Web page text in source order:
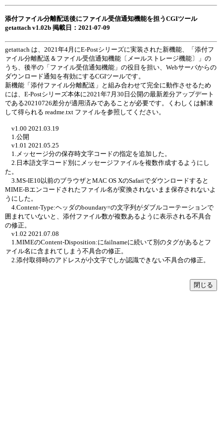
添付ファイル分離配送後にファイル受信通知機能を担うCGIツール
getattach v1.02b 掲載日：2021-07-09
getattach は、2021年4月にE-Postシリーズに実装された新機能、「添付フ
ァイル分離配送＆ファイル受信通知機能〔メールストレージ機能〕」の
うち、後半の「ファイル受信通知機能」の役目を担い、Webサーバからの
ダウンロード通知を有効にするCGIツールです。
新機能「添付ファイル分離配送」と組み合わせて完全に動作させるため
には、E-Postシリーズ本体に2021年7月30日公開の最新差分アップデート
である20210726差分が適用済みであることが必要です。くわしくは解凍
して得られる readme.txt ファイルを参照してください。
v1.00 2021.03.19
1.公開
v1.01 2021.05.25
1.メッセージ分の保存時文字コードの指定を追加した。
2.日本語文字コード別にメッセージファイルを複数作成するようにし
た。
3.MS-IE10以前のブラウザとMAC OS XのSafariでダウンロードすると
MIME-Bエンコードされたファイル名が変換されないまま保存されないよ
うにした。
4.Content-Type:ヘッダのboundary=の文字列がダブルコーテーションで
囲まれていないと、添付ファイル数が複数あるように表示される不具合
の修正。
v1.02 2021.07.08
1.MIMEのContent-Disposition:にfailnameに続いて別のタグがあるとフ
ァイル名に含まれてしまう不具合の修正。
2.添付取得時のアドレスが小文字でしか認識できない不具合の修正。